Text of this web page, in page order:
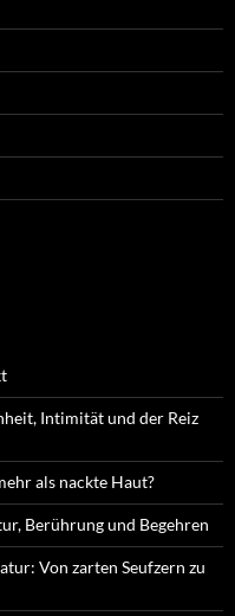
Intimität und der Reiz
als nackte Haut?
Berührung und Begehren
Von zarten Seufzern zu